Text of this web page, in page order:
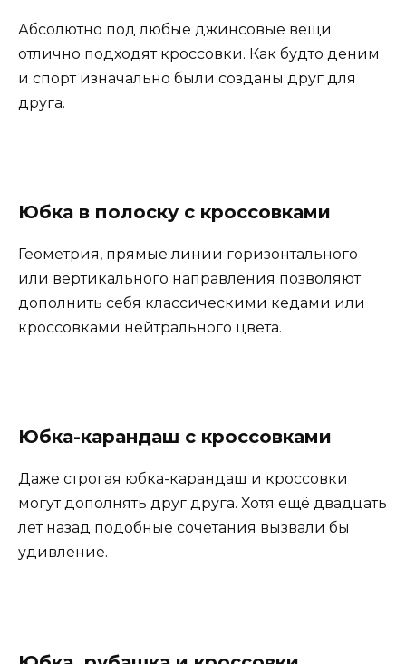
Абсолютно под любые джинсовые вещи
отлично подходят кроссовки. Как будто деним
и спорт изначально были созданы друг для
друга.
Юбка в полоску с кроссовками
Геометрия, прямые линии горизонтального
или вертикального направления позволяют
дополнить себя классическими кедами или
кроссовками нейтрального цвета.
Юбка-карандаш с кроссовками
Даже строгая юбка-карандаш и кроссовки
могут дополнять друг друга. Хотя ещё двадцать
лет назад подобные сочетания вызвали бы
удивление.